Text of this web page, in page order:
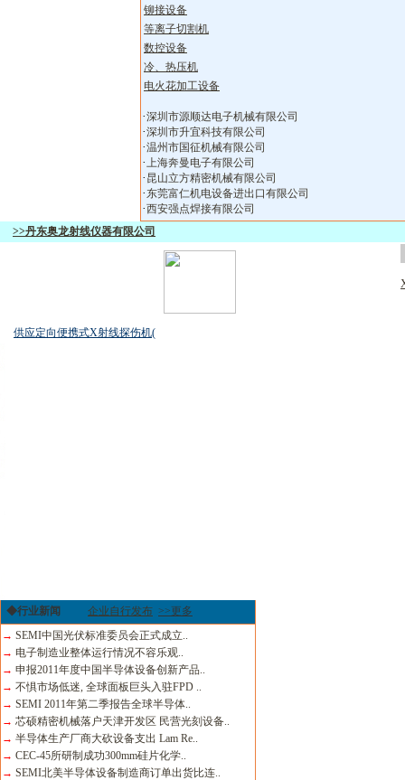
铆接设备
等离子切割机
数控设备
冷、热压机
电火花加工设备
·深圳市源顺达电子机械有限公司
·深圳市升宜科技有限公司
·温州市国征机械有限公司
·上海奔曼电子有限公司
· 昆山立方精密机械有限公司
· 东莞富仁机电设备进出口有限公司
·西安强点焊接有限公司
>>丹东奥龙射线仪器有限公司
供应定向便携式X射线探伤机(
◆行业新闻 企业自行发布 >>更多
→ SEMI中国光伏标准委员会正式成立..
→ 电子制造业整体运行情况不容乐观..
→ 申报2011年度中国半导体设备创新产品..
→ 不惧市场低迷, 全球面板巨头入驻FPD ..
→ SEMI 2011年第二季报告全球半导体..
→ 芯硕精密机械落户天津开发区 民营光刻设备..
→ 半导体生产厂商大砍设备支出 Lam Re..
→ CEC-45所研制成功300mm硅片化学..
→ SEMI北美半导体设备制造商订单出货比连..